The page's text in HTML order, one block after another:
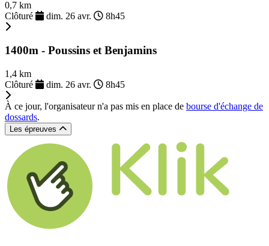
0,7 km
Clôturé
dim. 26 avr. 8h45
1400m - Poussins et Benjamins
1,4 km
Clôturé
dim. 26 avr. 8h45
À ce jour, l'organisateur n'a pas mis en place de bourse d'échange de
dossards.
Les épreuves